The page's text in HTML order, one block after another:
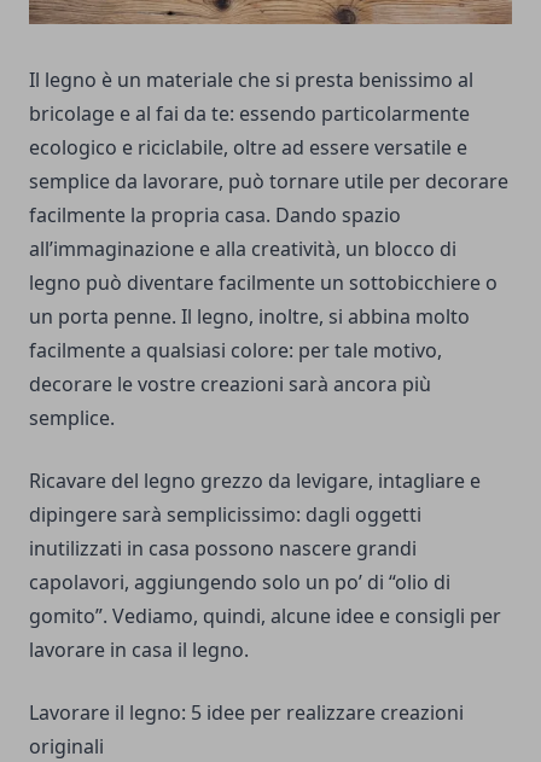
Il legno è un materiale che si presta benissimo al
bricolage e al fai da te: essendo particolarmente
ecologico e riciclabile, oltre ad essere versatile e
semplice da lavorare, può tornare utile per decorare
facilmente la propria casa. Dando spazio
all’immaginazione e alla creatività, un blocco di
legno può diventare facilmente un sottobicchiere o
un porta penne. Il legno, inoltre, si abbina molto
facilmente a qualsiasi colore: per tale motivo,
decorare le vostre creazioni sarà ancora più
semplice.
Ricavare del legno grezzo da levigare, intagliare e
dipingere sarà semplicissimo: dagli oggetti
inutilizzati in casa possono nascere grandi
capolavori, aggiungendo solo un po’ di “olio di
gomito”. Vediamo, quindi, alcune idee e consigli per
lavorare in casa il legno.
Lavorare il legno: 5 idee per realizzare creazioni
originali